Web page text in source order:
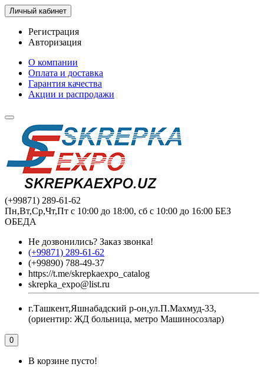
Личный кабинет
Регистрация
Авторизация
О компании
Оплата и доставка
Гарантия качества
Акции и распродажи
(+99871) 289-61-62
Пн,Вт,Ср,Чт,Пт с 10:00 до 18:00, сб с 10:00 до 16:00 БЕЗ
ОБЕДА
Не дозвонились? Заказ звонка!
(+99871) 289-61-62
(+99890) 788-49-37
https://t.me/skrepkaexpo_catalog
skrepka_expo@list.ru
г.Ташкент,Яшнабадский р-он,ул.П.Махмуд-33,
(ориентир: ЖД больница, метро Машиносозлар)
0
В корзине пусто!